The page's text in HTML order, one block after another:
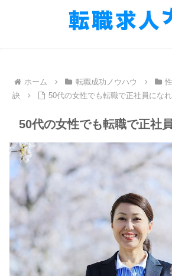
ホーム 転職成功ノウハウ
訣
50代の女性でも転職で正社員にな
50代の女性でも転職で正社